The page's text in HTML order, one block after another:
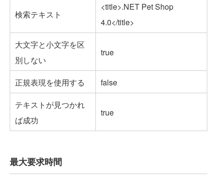
検索テキスト
<title>.NET Pet Shop
4.0</title>
大文字と小文字を区
別しない
true
正規表現を使用する
false
テキストが見つかれ
ば成功
true
最大要求時間